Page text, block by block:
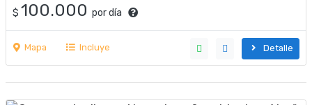
$ 100.000 por día
Mapa Incluye Detalle